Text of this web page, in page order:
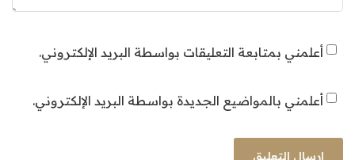
أعلمني بمتابعة التعليقات بواسطة البريد الإلكتروني.
أعلمني بالمواضيع الجديدة بواسطة البريد الإلكتروني.